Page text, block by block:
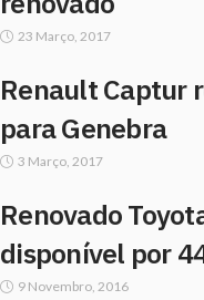
23 Março, 2017
Renault Captur
para Genebra
3 Março, 2017
Renovado
disponível por
9 Novembro, 2016